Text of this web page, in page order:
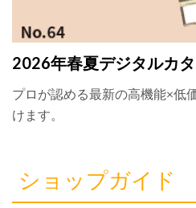
2026年春夏デジタルカ
プロが認める最新の高機能×低
けます。
ショップガイド